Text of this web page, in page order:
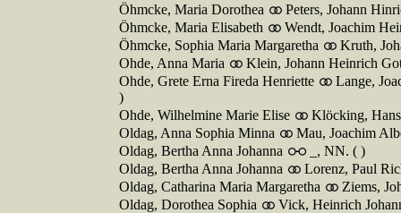
Öhmcke, Maria Dorothea
Peters, Johann
Öhmcke, Maria Elisabeth
Wendt, Joachim
Öhmcke, Sophia Maria Margaretha
Kruth,
Ohde, Anna Maria
Klein, Johann Heinrich
Ohde, Grete Erna Fireda Henriette
Lange,
)
Ohde, Wilhelmine Marie Elise
Klöcking,
Oldag, Anna Sophia Minna
Mau, Joachim
Oldag, Bertha Anna Johanna
_, NN. ( )
Oldag, Bertha Anna Johanna
Lorenz, Paul
Oldag, Catharina Maria Margaretha
Ziems,
Oldag, Dorothea Sophia
Vick, Heinrich